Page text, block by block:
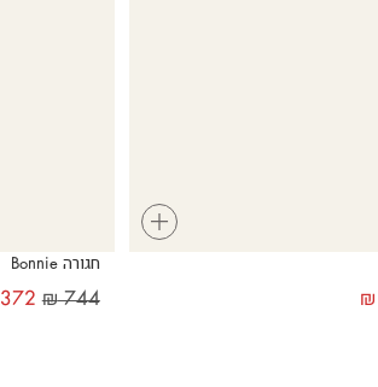
+
₪
חגורה Bonnie
₪744
372